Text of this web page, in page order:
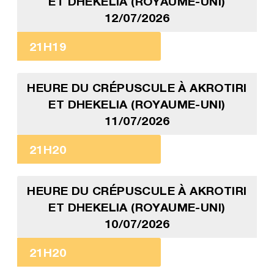
12/07/2026
21H19
HEURE DU CRÉPUSCULE À AKROTIRI
ET DHEKELIA (ROYAUME-UNI)
11/07/2026
21H20
HEURE DU CRÉPUSCULE À AKROTIRI
ET DHEKELIA (ROYAUME-UNI)
10/07/2026
21H20